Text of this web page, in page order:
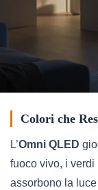
Colori che
L’Omni QLED
fuoco vivo, i
assorbono la